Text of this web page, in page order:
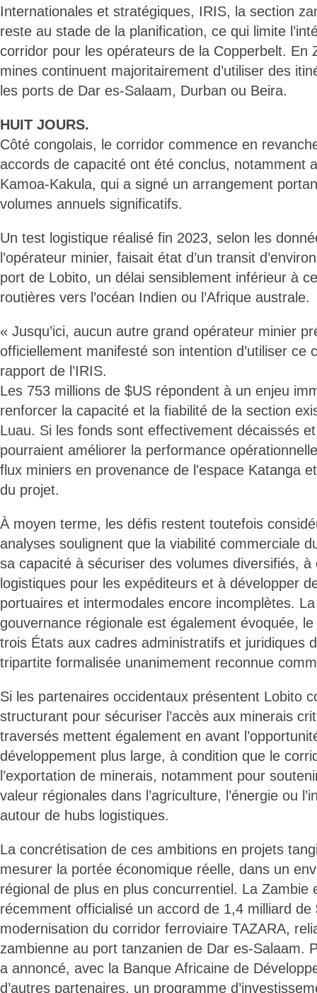
Internationales et stratégiques, IRIS, la section
reste au stade de la planification, ce qui limite
corridor pour les opérateurs de la Copperbelt. En
mines continuent majoritairement d’utiliser des
les ports de Dar es-Salaam, Durban ou Beira.
HUIT JOURS.
Côté congolais, le corridor commence en
accords de capacité ont été conclus, notamment
Kamoa-Kakula, qui a signé un arrangement
volumes annuels significatifs.
Un test logistique réalisé fin 2023, selon les
l’opérateur minier, faisait état d’un transit
port de Lobito, un délai sensiblement inférieur à
routières vers l’océan Indien ou l’Afrique australe.
« Jusqu’ici, aucun autre grand opérateur minier
officiellement manifesté son intention d’utiliser ce
rapport de l’IRIS.
Les 753 millions de $US répondent à un enjeu
renforcer la capacité et la fiabilité de la section
Luau. Si les fonds sont effectivement décaissés
pourraient améliorer la performance
flux miniers en provenance de l'espace Katanga
du projet.
À moyen terme, les défis restent toutefois
analyses soulignent que la viabilité commerciale
sa capacité à sécuriser des volumes diversifiés, à
logistiques pour les expéditeurs et à développer
portuaires et intermodales encore incomplètes.
gouvernance régionale est également évoquée,
trois États aux cadres administratifs et juridiques
tripartite formalisée unanimement reconnue
Si les partenaires occidentaux présentent Lobito
structurant pour sécuriser l’accès aux minerais
traversés mettent également en avant
développement plus large, à condition que le
l’exportation de minerais, notamment pour
valeur régionales dans l’agriculture, l’énergie ou
autour de hubs logistiques.
La concrétisation de ces ambitions en projets
mesurer la portée économique réelle, dans un
régional de plus en plus concurrentiel. La Zambie
récemment officialisé un accord de 1,4 milliard de
modernisation du corridor ferroviaire TAZARA,
zambienne au port tanzanien de Dar es-Salaam.
a annoncé, avec la Banque Africaine de
d’autres partenaires, un programme